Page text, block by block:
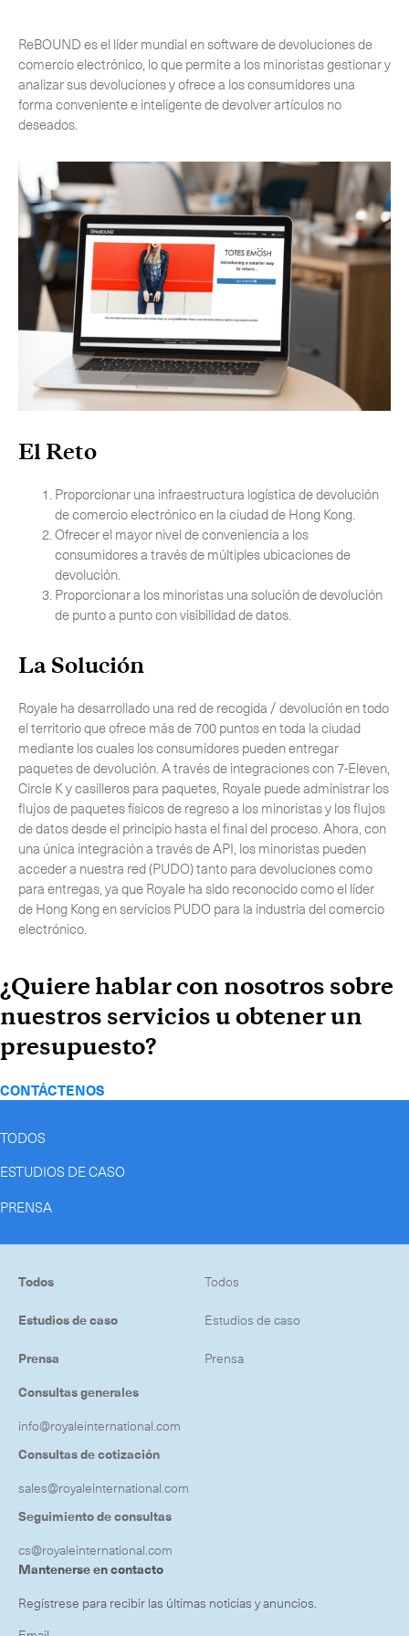
ReBOUND es el líder mundial en software de devoluciones de
comercio electrónico, lo que permite a los minoristas gestionar y
analizar sus devoluciones y ofrece a los consumidores una
forma conveniente e inteligente de devolver artículos no
deseados.
El Reto
Proporcionar una infraestructura logística de devolución
de comercio electrónico en la ciudad de Hong Kong.
Ofrecer el mayor nivel de conveniencia a los
consumidores a través de múltiples ubicaciones de
devolución.
Proporcionar a los minoristas una solución de devolución
de punto a punto con visibilidad de datos.
La Solución
Royale ha desarrollado una red de recogida / devolución en todo
el territorio que ofrece más de 700 puntos en toda la ciudad
mediante los cuales los consumidores pueden entregar
paquetes de devolución. A través de integraciones con 7-Eleven,
Circle K y casilleros para paquetes, Royale puede administrar los
flujos de paquetes físicos de regreso a los minoristas y los flujos
de datos desde el principio hasta el final del proceso. Ahora, con
una única integración a través de API, los minoristas pueden
acceder a nuestra red (PUDO) tanto para devoluciones como
para entregas, ya que Royale ha sido reconocido como el líder
de Hong Kong en servicios PUDO para la industria del comercio
electrónico.
¿Quiere hablar con nosotros sobre
nuestros servicios u obtener un
presupuesto?
CONTÁCTENOS
TODOS
ESTUDIOS DE CASO
PRENSA
Suscríbete a nuestro boletín
CERCA
Life Sciences Services
CERCA
Todos
Estudios de caso
Prensa
Todos
Estudios de caso
Prensa
Consultas generales
info@royaleinternational.com
Consultas de cotización
sales@royaleinternational.com
Seguimiento de consultas
cs@royaleinternational.com
Mantenerse en contacto
Regístrese para recibir las últimas noticias y anuncios.